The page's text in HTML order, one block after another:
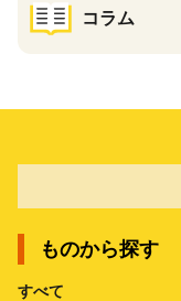
コラム
ものから探す
すべて